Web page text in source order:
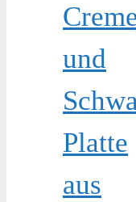
und
Platte
aus